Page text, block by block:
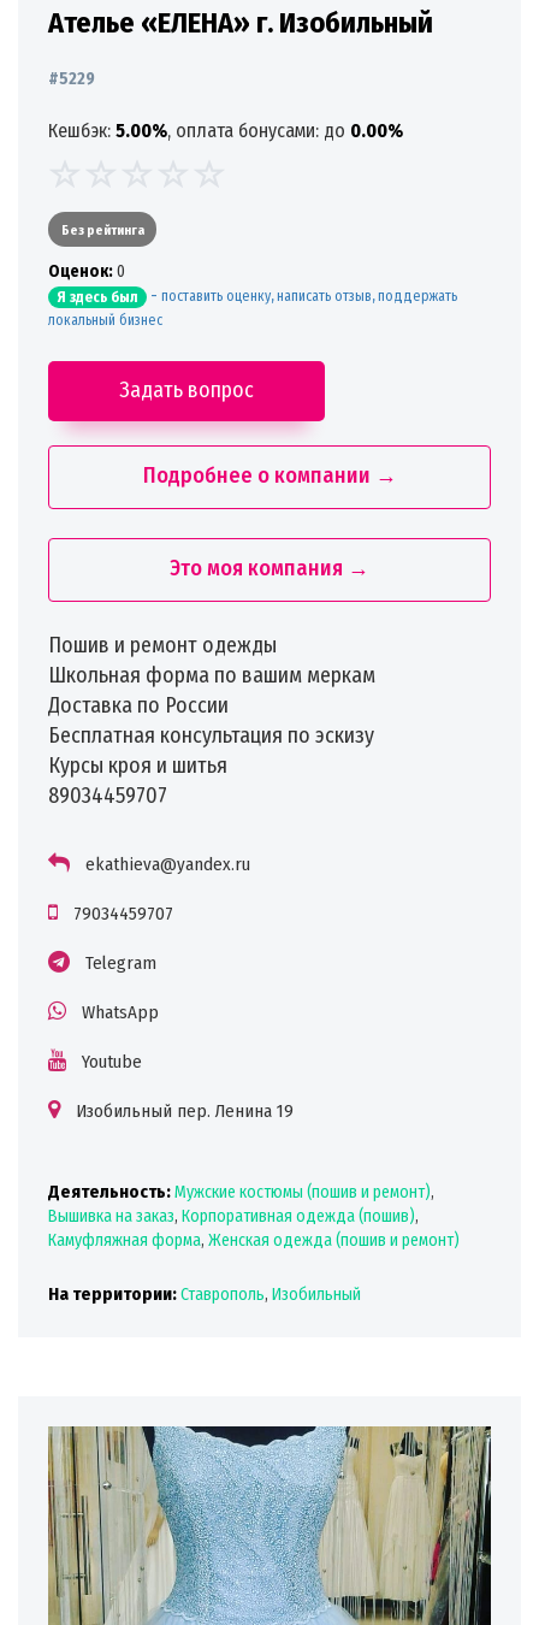
Ателье «ЕЛЕНА» г. Изобильный
#5229
Кешбэк: 5.00%, оплата бонусами: до 0.00%
Без рейтинга
Oценок:0
Я здесь был - поставить оценку, написать отзыв, поддержать
локальный бизнес
Задать вопрос
Подробнее о компании →
Это моя компания →
Пошив и ремонт одежды
Школьная форма по вашим меркам
Доставка по России
Бесплатная консультация по эскизу
Курсы кроя и шитья
89034459707
ekathieva@yandex.ru
79034459707
Telegram
WhatsApp
Youtube
Изобильный пер. Ленина 19
Деятельность:Мужские костюмы (пошив и ремонт),
Вышивка на заказ, Корпоративная одежда (пошив),
Камуфляжная форма, Женская одежда (пошив и ремонт)
На территории:Ставрополь, Изобильный